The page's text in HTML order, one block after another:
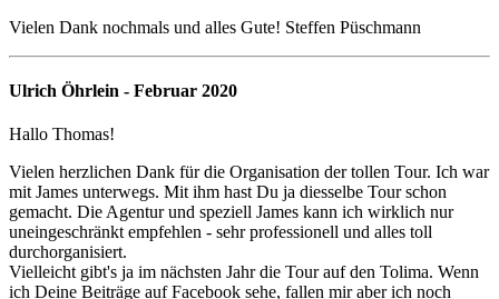
Vielen Dank nochmals und alles Gute! Steffen Püschmann
Ulrich Öhrlein - Februar 2020
Hallo Thomas!
Vielen herzlichen Dank für die Organisation der tollen Tour. Ich war
mit James unterwegs. Mit ihm hast Du ja diesselbe Tour schon
gemacht. Die Agentur und speziell James kann ich wirklich nur
uneingeschränkt empfehlen - sehr professionell und alles toll
durchorganisiert.
Vielleicht gibt's ja im nächsten Jahr die Tour auf den Tolima. Wenn
ich Deine Beiträge auf Facebook sehe, fallen mir aber ich noch